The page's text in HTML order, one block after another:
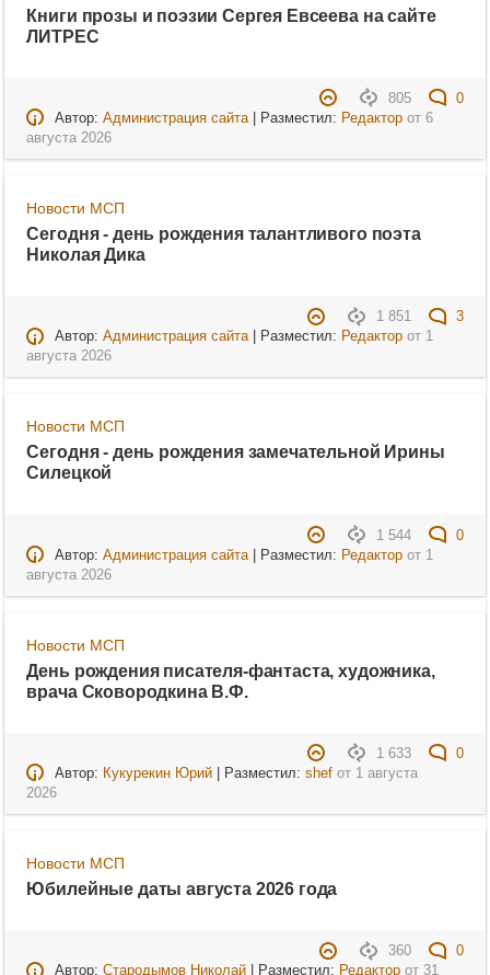
Книги прозы и поэзии Сергея Евсеева на сайте
ЛИТРЕС
805
0
Автор: Администрация сайта| Разместил: Редакторот 6
августа 2026
Новости МСП
Сегодня - день рождения талантливого поэта
Николая Дика
1 851
3
Автор: Администрация сайта| Разместил: Редакторот 1
августа 2026
Новости МСП
Сегодня - день рождения замечательной Ирины
Силецкой
1 544
0
Автор: Администрация сайта| Разместил: Редакторот 1
августа 2026
Новости МСП
День рождения писателя-фантаста, художника,
врача Сковородкина В.Ф.
1 633
0
Автор: Кукурекин Юрий| Разместил: shefот 1 августа
2026
Новости МСП
Юбилейные даты августа 2026 года
360
0
Автор: Стародымов Николай| Разместил: Редакторот 31